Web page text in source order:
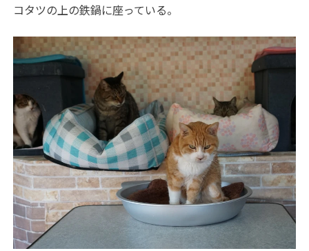
コタツの上の鉄鍋に座っている。